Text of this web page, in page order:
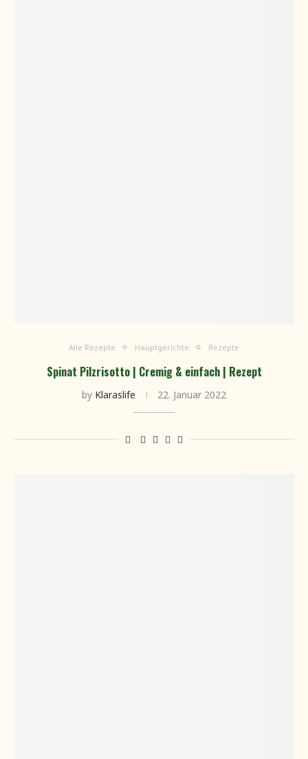
Alle Rezepte Hauptgerichte Rezepte
Spinat Pilzrisotto | Cremig & einfach | Rezept
by Klaraslife 22. Januar 2022